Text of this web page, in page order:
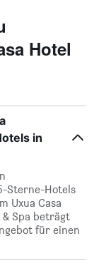
Hotel
in
Sterne-Hotels
Uxua Casa
& Spa beträgt
für einen